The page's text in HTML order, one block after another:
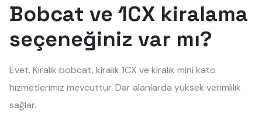
Bobcat ve 1CX kiralama
seçeneğiniz var mı?
Evet. Kiralık bobcat, kiralık 1CX ve kiralık mini kato
hizmetlerimiz mevcuttur. Dar alanlarda yüksek verimlilik
sağlar.